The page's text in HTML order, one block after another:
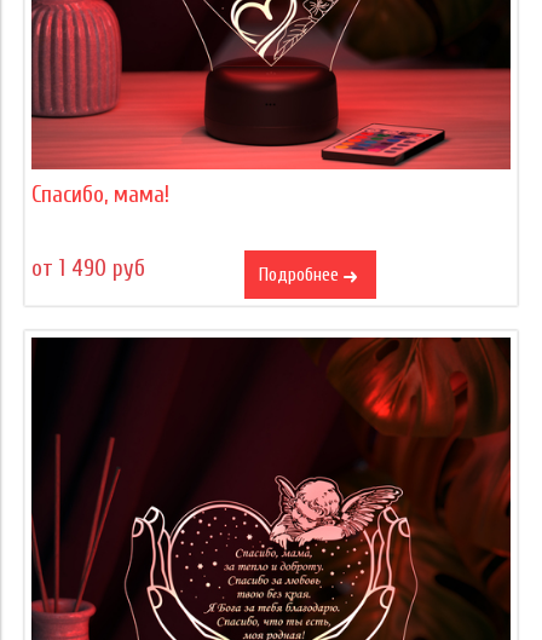
Спасибо, мама!
от 1 490 руб Подробнее